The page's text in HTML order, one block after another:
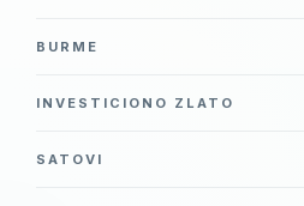
BURME
INVESTICIONO ZLATO
SATOVI